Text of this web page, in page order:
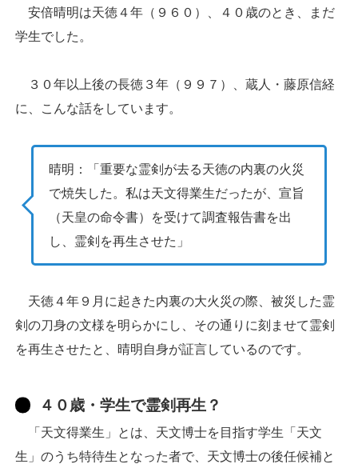
安倍晴明は天徳４年（９６０）、４０歳のとき、まだ
学生でした。
３０年以上後の長徳３年（９９７）、蔵人・藤原信経
に、こんな話をしています。
晴明：「重要な霊剣が去る天徳の内裏の火災
で焼失した。私は天文得業生だったが、宣旨
（天皇の命令書）を受けて調査報告書を出
し、霊剣を再生させた」
天徳４年９月に起きた内裏の大火災の際、被災した霊
剣の刀身の文様を明らかにし、その通りに刻ませて霊剣
を再生させたと、晴明自身が証言しているのです。
４０歳・学生で霊剣再生？
「天文得業生」とは、天文博士を目指す学生「天文
生」のうち特待生となった者で、天文博士の後任候補と